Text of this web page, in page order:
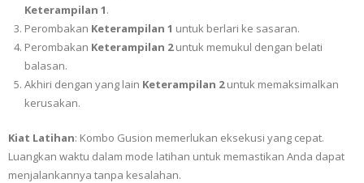
Keterampilan 1.
Perombakan Keterampilan 1 untuk berlari ke sasaran.
Perombakan Keterampilan 2untuk memukul dengan belati
balasan.
Akhiri dengan yang lain Keterampilan 2untuk memaksimalkan
kerusakan.
Kiat Latihan: Kombo Gusion memerlukan eksekusi yang cepat.
Luangkan waktu dalam mode latihan untuk memastikan Anda dapat
menjalankannya tanpa kesalahan.